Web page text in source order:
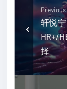
Previous
轩悦
HR+/
择